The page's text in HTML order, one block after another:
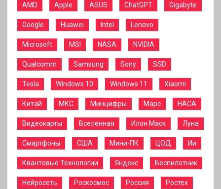
AMD Apple ASUS ChatGPT Gigabyte
Google Huawei Intel Lenovo
Microsoft MSI NASA NVIDIA
Qualcomm Samsung Sony SSD
Tesla Windows 10 Windows 11 Xiaomi
Китай МКС Минцифры Марс НАСА
Видеокарты Вселенная Илон Маск Луна
Смартфоны США Мини-ПК ЦОД Ии
Квантовые Технологии Яндекс Беспилотник
Нейросеть Роскосмос Россия Ростех